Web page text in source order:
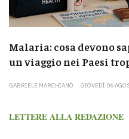
Malaria: cosa devono
un viaggio nei Paesi
GABRIELE MARCHIANÒ GIOVEDÌ 06
LETTERE ALLA REDAZIONE